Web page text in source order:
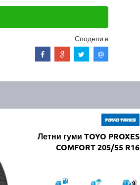
Сподели в
Летни гуми TOYO PROXES
COMFORT 205/55 R16